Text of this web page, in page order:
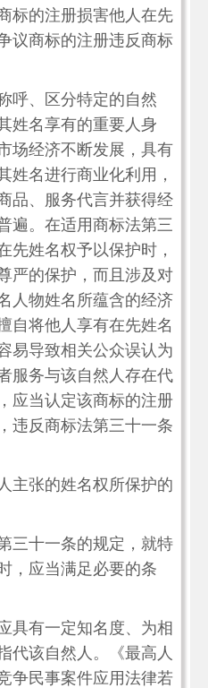
标的注册损害他人在先
议商标的注册违反商标
呼、区分特定的自然
姓名享有的重要人身
场经济不断发展，具有
姓名进行商业化利用，
品、服务代言并获得经
遍。在适用商标法第三
先姓名权予以保护时，
严的保护，而且涉及对
人物姓名所蕴含的经济
自将他人享有在先姓名
易导致相关公众误认为
服务与该自然人存在代
应当认定该商标的注册
违反商标法第三十一条
主张的姓名权所保护的
三十一条的规定，就特
，应当满足必要的条
具有一定知名度、为相
代该自然人。《最高人
争民事案件应用法律若